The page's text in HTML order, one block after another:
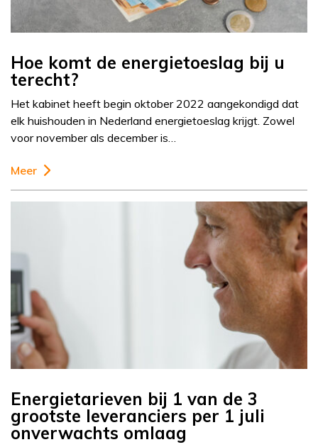
Hoe komt de energietoeslag bij u
terecht?
Het kabinet heeft begin oktober 2022 aangekondigd dat
elk huishouden in Nederland energietoeslag krijgt. Zowel
voor november als december is…
Meer
Energietarieven bij 1 van de 3
grootste leveranciers per 1 juli
onverwachts omlaag